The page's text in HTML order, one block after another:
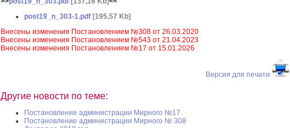
post19_n_303-1.pdf [195,57 Kb]
Внесены изменения Постановлением №308 от 26.03.2020
Внесены изменения Постановлением №543 от 21.04.2023
Внесены изменения Постановлением №17 от 15.01.2026
Версия для печати
Другие новости по теме:
Постановление администрации Мирного №17
Постановление администрации Мирного № 308